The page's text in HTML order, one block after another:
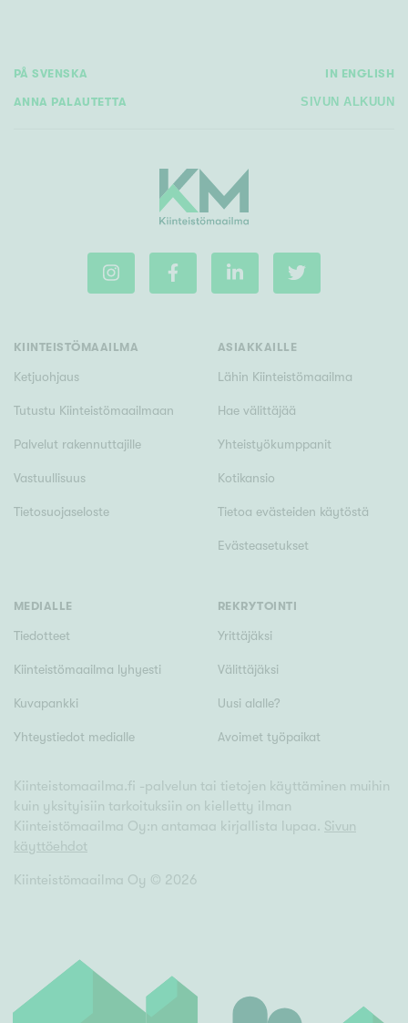
PÅ SVENSKA IN ENGLISH
ANNA PALAUTETTA SIVUN ALKUUN
KIINTEISTÖMAAILMA
Ketjuohjaus
Tutustu Kiinteistömaailmaan
Palvelut rakennuttajille
Vastuullisuus
Tietosuojaseloste
ASIAKKAILLE
Lähin Kiinteistömaailma
Hae välittäjää
Yhteistyökumppanit
Kotikansio
Tietoa evästeiden käytöstä
Evästeasetukset
MEDIALLE
Tiedotteet
Kiinteistömaailma lyhyesti
Kuvapankki
Yhteystiedot medialle
REKRYTOINTI
Yrittäjäksi
Välittäjäksi
Uusi alalle?
Avoimet työpaikat
Kiinteistomaailma.fi -palvelun tai tietojen käyttäminen muihin
kuin yksityisiin tarkoituksiin on kielletty ilman
Kiinteistömaailma Oy:n antamaa kirjallista lupaa. Sivun
käyttöehdot
Kiinteistömaailma Oy © 2026